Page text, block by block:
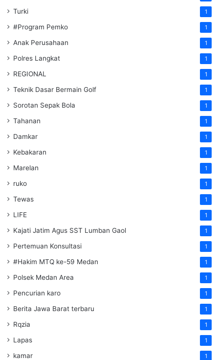
Turki 1
#Program Pemko 1
Anak Perusahaan 1
Polres Langkat 1
REGIONAL 1
Teknik Dasar Bermain Golf 1
Sorotan Sepak Bola 1
Tahanan 1
Damkar 1
Kebakaran 1
Marelan 1
ruko 1
Tewas 1
LIFE 1
Kajati Jatim Agus SST Lumban Gaol 1
Pertemuan Konsultasi 1
#Hakim MTQ ke-59 Medan 1
Polsek Medan Area 1
Pencurian karo 1
Berita Jawa Barat terbaru 1
Rqzia 1
Lapas 1
kamar 1